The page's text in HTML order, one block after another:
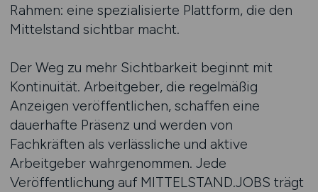
Rahmen: eine spezialisierte Plattform, die den
Mittelstand sichtbar macht.
Der Weg zu mehr Sichtbarkeit beginnt mit
Kontinuität. Arbeitgeber, die regelmäßig
Anzeigen veröffentlichen, schaffen eine
dauerhafte Präsenz und werden von
Fachkräften als verlässliche und aktive
Arbeitgeber wahrgenommen. Jede
Veröffentlichung auf MITTELSTAND.JOBS trägt